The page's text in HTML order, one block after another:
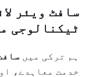
ٹیکنالوجی
ہم ترکی میں
خدمت معاہدے،